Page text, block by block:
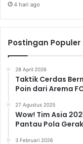
4 hari ago
Postingan Populer
28 April 2026
Taktik Cerdas
Poin dari Arema
27 Agustus 2025
Wow! Tim Asia
Pantau Pola
3 Februari 2026